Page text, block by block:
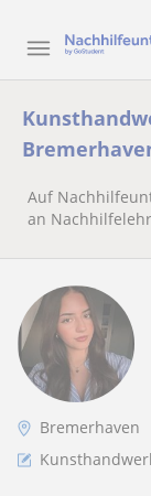
Auf
an
Bremerhaven